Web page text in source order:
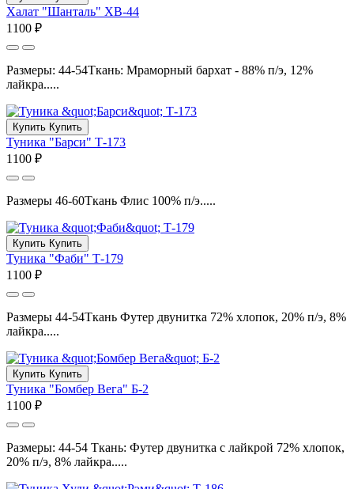
Халат "Шанталь" ХВ-44
1100 ₽
Размеры: 44-54Ткань: Мраморный бархат - 88% п/э, 12%
лайкра.....
Купить Купить
Туника "Барси" Т-173
1100 ₽
Размеры 46-60Ткань Флис 100% п/э.....
Купить Купить
Туника "Фаби" Т-179
1100 ₽
Размеры 44-54Ткань Футер двунитка 72% хлопок, 20% п/э, 8%
лайкра.....
Купить Купить
Туника "Бомбер Вега" Б-2
1100 ₽
Размеры: 44-54 Ткань: Футер двунитка с лайкрой 72% хлопок,
20% п/э, 8% лайкра.....